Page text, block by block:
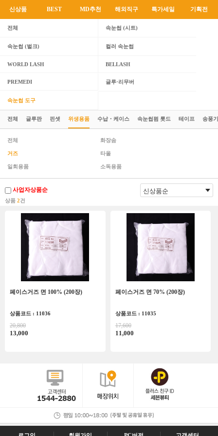
신상품 BEST MD추천 해외직구 특가세일 기획전
전체 속눈썹 (시트)
속눈썹 (벌크) 컬러 속눈썹
WORLD LASH BELLASH
PREMEDI 글루·리무버
속눈썹 도구
전체 글루판 핀셋 위생용품 수납・케이스 속눈썹펌 롯드 테이프 송풍기
전체 화장솜
거즈 타올
일회용품 소독용품
사업자상품순
상품 2건
페이스거즈 면 100% (200장)
상품코드 : 11036
20,800
13,000
페이스거즈 면 70% (200장)
상품코드 : 11035
17,600
11,000